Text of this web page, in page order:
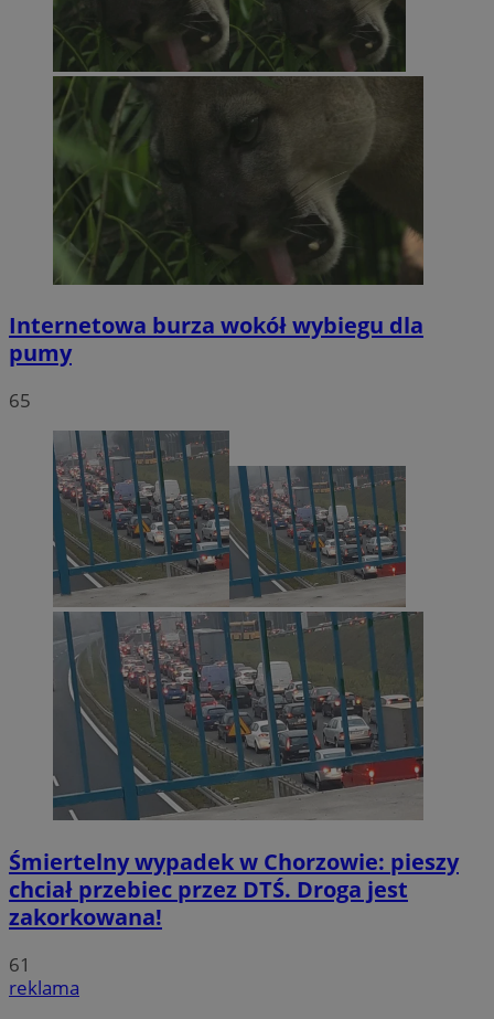
Internetowa burza wokół wybiegu dla
pumy
65
Śmiertelny wypadek w Chorzowie: pieszy
chciał przebiec przez DTŚ. Droga jest
zakorkowana!
61
reklama